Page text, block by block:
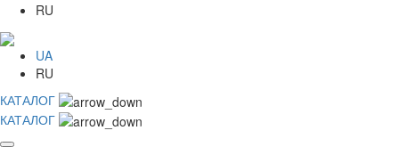
RU
UA
RU
КАТАЛОГ
КАТАЛОГ